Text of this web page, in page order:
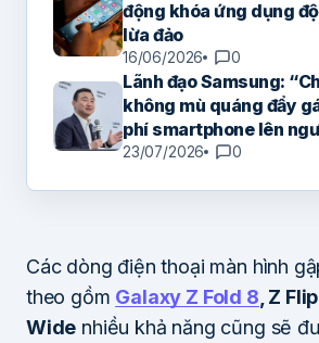
động khóa ứng dụng
lừa đảo
16/06/2026 0
Lãnh đạo Samsung:
không mù quáng đẩy
phí smartphone lên
23/07/2026 0
Các dòng điện thoại màn hình
theo gồm Galaxy Z Fold 8 , Z
Wide nhiều khả năng cũng sẽ